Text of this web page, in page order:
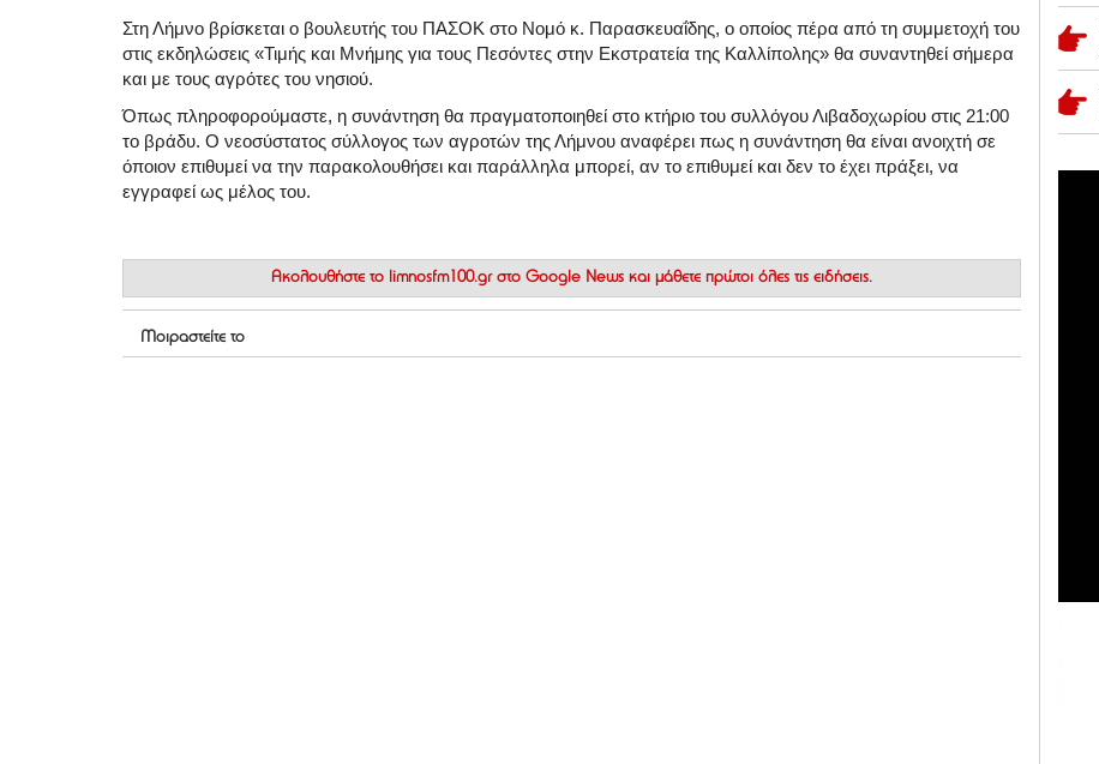
Στη Λήμνο βρίσκεται ο βουλευτής του ΠΑΣΟΚ στο Νομό κ. Παρασκευαΐδης, ο οποίος πέρα από τη συμμετοχή του
στις εκδηλώσεις «Τιμής και Μνήμης για τους Πεσόντες στην Εκστρατεία της Καλλίπολης» θα συναντηθεί σήμερα
και με τους αγρότες του νησιού.
Όπως πληροφορούμαστε, η συνάντηση θα πραγματοποιηθεί στο κτήριο του συλλόγου Λιβαδοχωρίου στις 21:00
το βράδυ. Ο νεοσύστατος σύλλογος των αγροτών της Λήμνου αναφέρει πως η συνάντηση θα είναι ανοιχτή σε
όποιον επιθυμεί να την παρακολουθήσει και παράλληλα μπορεί, αν το επιθυμεί και δεν το έχει πράξει, να
εγγραφεί ως μέλος του.
Ακολουθήστε το limnosfm100.gr στο Google News και μάθετε πρώτοι όλες τις ειδήσεις.
Μοιραστείτε το